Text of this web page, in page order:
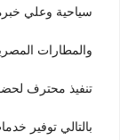
سياحية وعلي
والمطارات
تنفيذ محترف
بالتالي توفير